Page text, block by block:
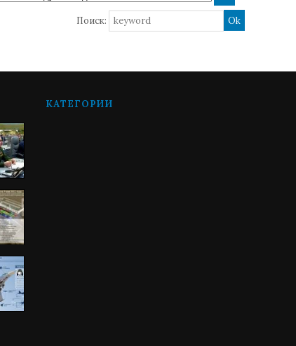
Поиск:
КАТЕГОРИИ